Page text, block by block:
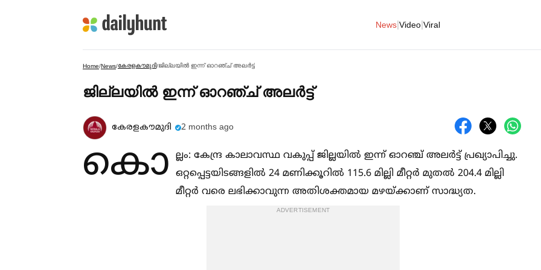
News Video Viral
Home/News/കേരളകൗമുദി/ജില്ലയില്‍ ഇന്ന് ഓറഞ്ച് അലര്‍ട്ട്
ജില്ലയില്‍ ഇന്ന് ഓറഞ്ച് അലര്‍ട്ട്
കേരളകൗമുദി 2 months ago
കൊ ല്ലം: കേന്ദ്ര കാലാവസ്ഥ വകുപ്പ് ജില്ലയില്‍ ഇന്ന് ഓറഞ്ച് അലർട്ട് പ്രഖ്യാപിച്ചു.
ഒറ്റപ്പെട്ടയിടങ്ങളില്‍ 24 മണിക്കൂറില്‍ 115.6 മില്ലി മീറ്റർ മുതല്‍ 204.4 മില്ലി
മീറ്റർ വരെ ലഭിക്കാവുന്ന അതിശക്തമായ മഴയ്ക്കാണ് സാദ്ധ്യത.
ADVERTISEMENT